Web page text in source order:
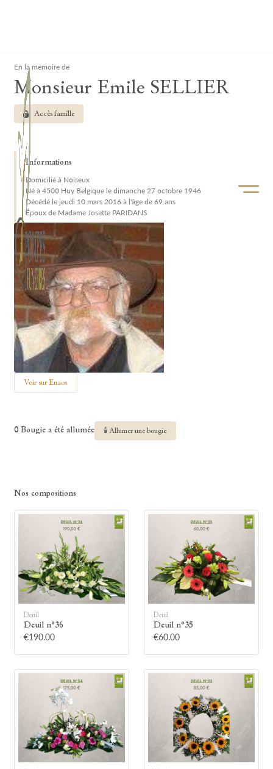
Ouvrir/
En la mémoire de
Monsieur Emile SELLIER
Accès famille
Informations
Domicilié à Noiseux
Né à 4500 Huy Belgique le dimanche 27 octobre 1946
Décédé le jeudi 10 mars 2016 à l'âge de 69 ans
Époux de Madame Josette PARIDANS
Voir sur Enaos
0 Bougie a été allumée 🕯 Allumer une bougie
Allumez une bougie
Montrez votre soutien à la famille en
allumant symboliquement une bougie.
Votre prénom
Nos compositions
Deuil
Deuil n°36
€190.00
Deuil
Deuil n°35
€60.00